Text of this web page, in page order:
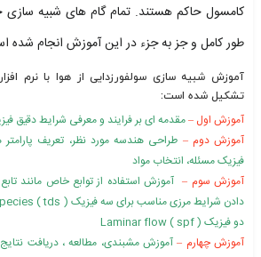
کامسول حاکم هستند. تمام گام های شبیه سازی
طور کامل و جز به جزء در این آموزش انجام شده
آموزش شبیه سازی سولفورزدایی از هوا با نرم
تشکیل شده است:
آموزش اول –مقدمه ای بر فرایند و معرفی شرایط دقیق
آموزش دوم – طراحی هندسه مورد نظر، تعریف
فیزیک مسئله، انتخاب مواد
آموزش سوم –
دو فیزیک Laminar flow ( spf )
آموزش چهارم –آموزش مشبندی، مطالعه ، دریافت